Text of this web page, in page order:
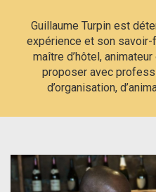
Guillaume Turpin est
expérience et son savoir-
maître d’hôtel,
proposer avec
d’organisation,